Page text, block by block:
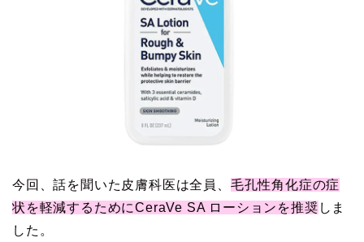
今回、話を聞いた皮膚科医は全員、 毛孔性角化症の症
状を軽減するためにCeraVe SA ローションを推奨 しま
した。